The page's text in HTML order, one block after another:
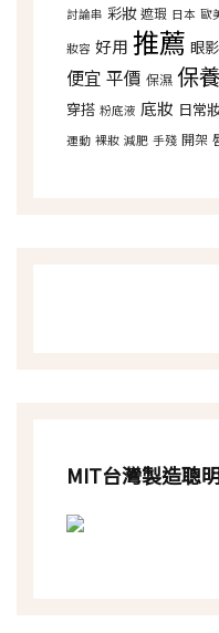
討論串 彩妝 遮瑕 日本 歐
妝容 好用 推薦 眼影
便宜 平價 保濕 保養
穿搭 粉底液 底妝 日常
運動 裸妝 減肥 手殘 開架
MIT台灣製造聰